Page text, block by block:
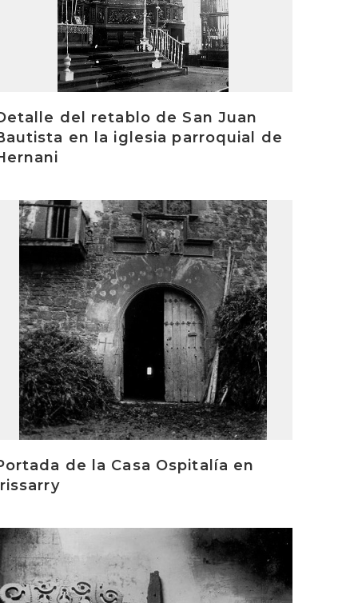
del retablo de San Juan
en la iglesia parroquial de
de la Casa Ospitalía en